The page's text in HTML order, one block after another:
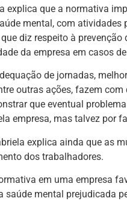
explica que a normativa
mental, com
diz respeito à
da empresa em casos
de jornadas,
outras ações, fazem
que eventual
empresa, mas talvez por
explica ainda que as
dos trabalhadores.
em uma empresa
saúde mental prejudicada